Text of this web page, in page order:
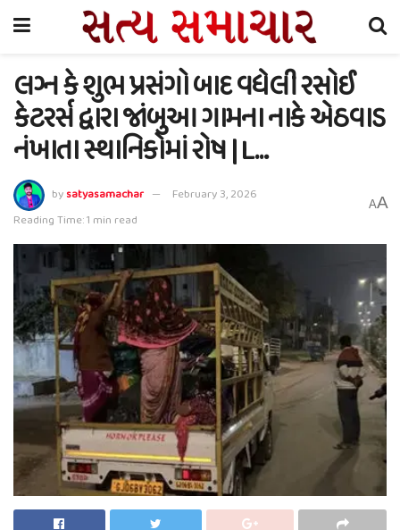
લગ્ન કે શુભ પ્રસંગો બાદ વધેલી રસોઈ
કેટરર્સ દ્વારા જાંબુઆ ગામના નાકે એઠવાડ
નંખાતા સ્થાનિકોમાં રોષ | L…
bysatyasamachar
February 3, 2026
Reading Time: 1 min read
AA